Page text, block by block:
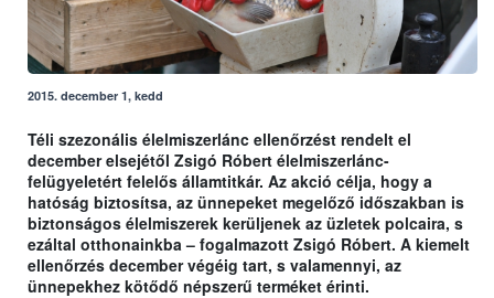
2015. december 1, kedd
Téli szezonális élelmiszerlánc ellenőrzést rendelt el
december elsejétől Zsigó Róbert élelmiszerlánc-
felügyeletért felelős államtitkár. Az akció célja, hogy a
hatóság biztosítsa, az ünnepeket megelőző időszakban is
biztonságos élelmiszerek kerüljenek az üzletek polcaira, s
ezáltal otthonainkba – fogalmazott Zsigó Róbert. A kiemelt
ellenőrzés december végéig tart, s valamennyi, az
ünnepekhez kötődő népszerű terméket érinti.